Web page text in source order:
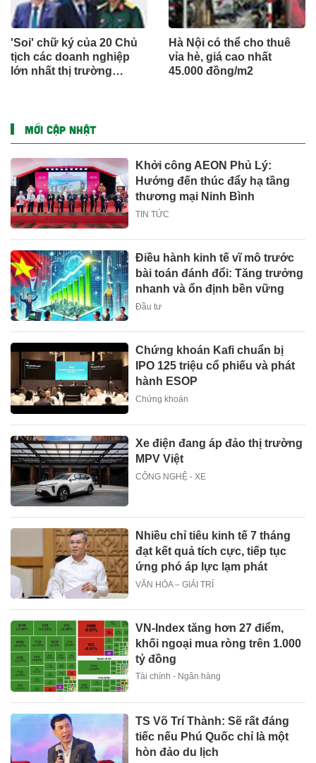
'Soi' chữ ký của 20 Chủ
tịch các doanh nghiệp
lớn nhất thị trường
Hà Nội có thể cho thuê
vỉa hè, giá cao nhất
45.000 đồng/m2
MỚI CẬP NHẬT
Khởi công AEON Phủ Lý:
Hướng đến thúc đẩy hạ tầng
thương mại Ninh Bình
TIN TỨC
Điều hành kinh tế vĩ mô trước
bài toán đánh đổi: Tăng trưởng
nhanh và ổn định bền vững
Đầu tư
Chứng khoán Kafi chuẩn bị
IPO 125 triệu cổ phiếu và phát
hành ESOP
Chứng khoán
Xe điện đang áp đảo thị trường
MPV Việt
CÔNG NGHỆ - XE
Nhiều chỉ tiêu kinh tế 7 tháng
đạt kết quả tích cực, tiếp tục
ứng phó áp lực lạm phát
VĂN HÓA – GIẢI TRÍ
VN-Index tăng hơn 27 điểm,
khối ngoại mua ròng trên 1.000
tỷ đồng
Tài chính - Ngân hàng
TS Võ Trí Thành: Sẽ rất đáng
tiếc nếu Phú Quốc chỉ là một
hòn đảo du lịch